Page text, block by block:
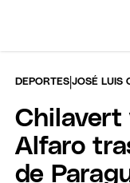
DEPORTES |JOSÉ LUIS
Chilavert
Alfaro
de